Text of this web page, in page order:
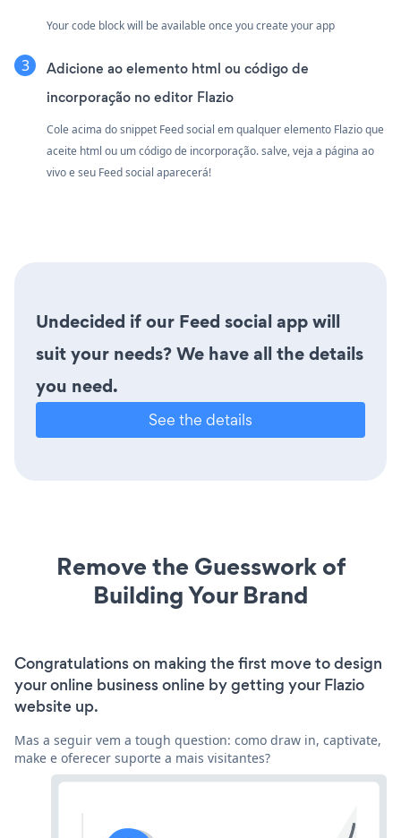
Your code block will be available once you create your app
Adicione ao elemento html ou código de
incorporação no editor Flazio
Cole acima do snippet Feed social em qualquer elemento Flazio que
aceite html ou um código de incorporação. salve, veja a página ao
vivo e seu Feed social aparecerá!
Undecided if our Feed social app will
suit your needs? We have all the details
you need.
See the details
Remove the Guesswork of
Building Your Brand
Congratulations on making the first move to design
your online business online by getting your Flazio
website up.
Mas a seguir vem a tough question: como draw in, captivate,
make e oferecer suporte a mais visitantes?